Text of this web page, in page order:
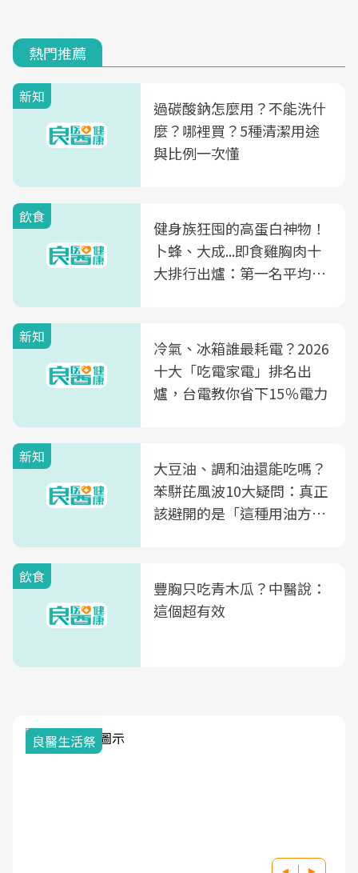
熱門推薦
新知
過碳酸鈉怎麼用？不能洗什
麼？哪裡買？5種清潔用途
與比例一次懂
飲食
健身族狂囤的高蛋白神物！
卜蜂、大成...即食雞胸肉十
大排行出爐：第一名平均一
新知
冷氣、冰箱誰最耗電？2026
十大「吃電家電」排名出
爐，台電教你省下15％電力
新知
大豆油、調和油還能吃嗎？
苯駢芘風波10大疑問：真正
該避開的是「這種用油方
飲食
豐胸只吃青木瓜？中醫說：
這個超有效
良醫生活祭